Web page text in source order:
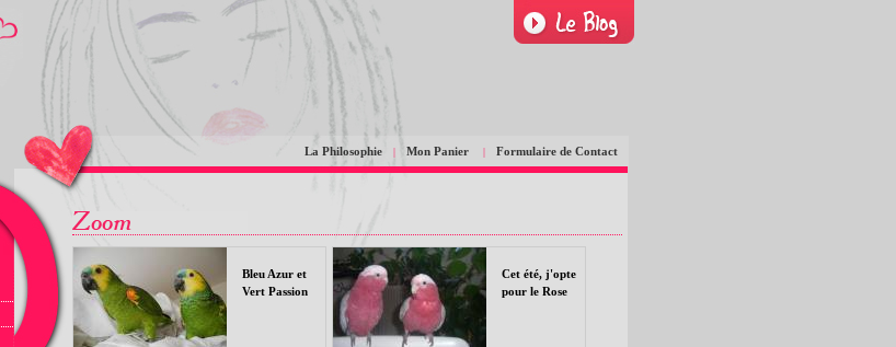
La Philosophie | Mon Panier | Formulaire de Contact
Bleu Azur et
Vert Passion
Cet été, j'opte
pour le Rose